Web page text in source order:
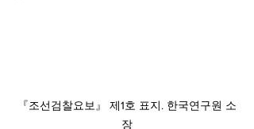
『조선검찰요보』 제1호 표지. 한국연구원 소
장